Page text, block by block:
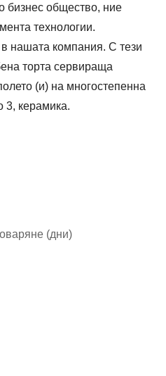
бизнес общество, ние
технологии.
нашата компания. С тези
торта сервираща
(и) на многостепенна
3, керамика.
(дни)